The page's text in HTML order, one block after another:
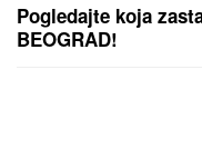
Pogledajte koja
BEOGRAD!